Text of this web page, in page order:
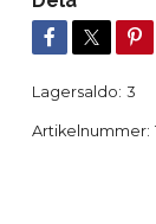
Lagersaldo: 3
Artikelnummer: